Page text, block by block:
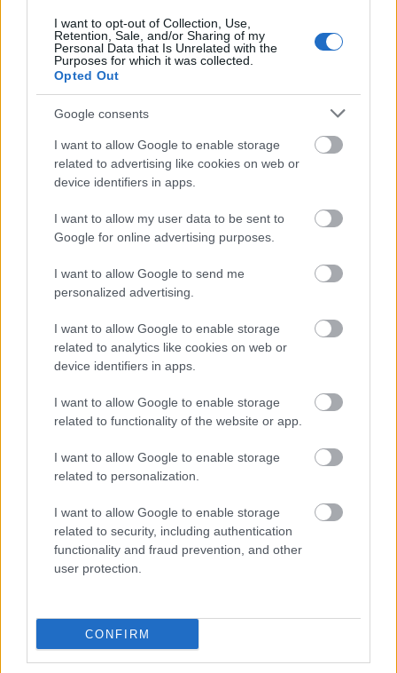
I want to opt-out of Collection, Use,
Retention, Sale, and/or Sharing of my
Personal Data that Is Unrelated with the
Purposes for which it was collected.
Opted Out
Google consents
I want to allow Google to enable storage
related to advertising like cookies on web or
device identifiers in apps.
I want to allow my user data to be sent to
Google for online advertising purposes.
I want to allow Google to send me
personalized advertising.
I want to allow Google to enable storage
related to analytics like cookies on web or
device identifiers in apps.
I want to allow Google to enable storage
related to functionality of the website or app.
I want to allow Google to enable storage
related to personalization.
I want to allow Google to enable storage
related to security, including authentication
functionality and fraud prevention, and other
user protection.
CONFIRM
segíteni Putyinnak
HÍREK egy órája
Eger ad otthont egy hónap múlva a
Közgazdász-vándorgyűlésnek
HÍREK egy órája
NAV: érkeznek az adószámla-értesítők
NAV INFOTÁR 2 órája